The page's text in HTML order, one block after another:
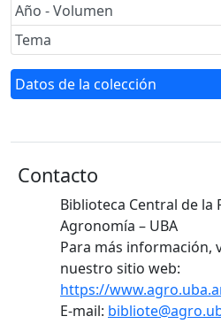
Año - Volumen
Tema
Datos de la colección
Contacto
Biblioteca Central de la
Agronomía – UBA
Para más información,
nuestro sitio web:
https://
E-mail: